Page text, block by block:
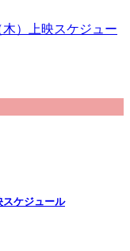
）上映スケジュー
ケジュール